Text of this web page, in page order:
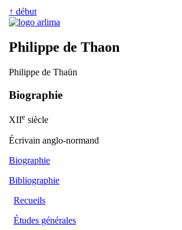
↑ début
Philippe de Thaon
Philippe de Thaün
Biographie
XIIe siècle
Écrivain anglo-normand
Biographie
Bibliographie
Recueils
Études générales